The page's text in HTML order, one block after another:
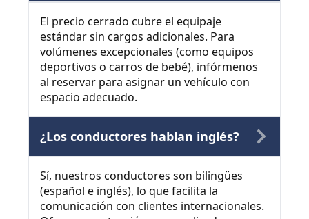
El precio cerrado cubre el equipaje
estándar sin cargos adicionales. Para
volúmenes excepcionales (como equipos
deportivos o carros de bebé), infórmenos
al reservar para asignar un vehículo con
espacio adecuado.
¿Los conductores hablan inglés?
Sí, nuestros conductores son bilingües
(español e inglés), lo que facilita la
comunicación con clientes internacionales.